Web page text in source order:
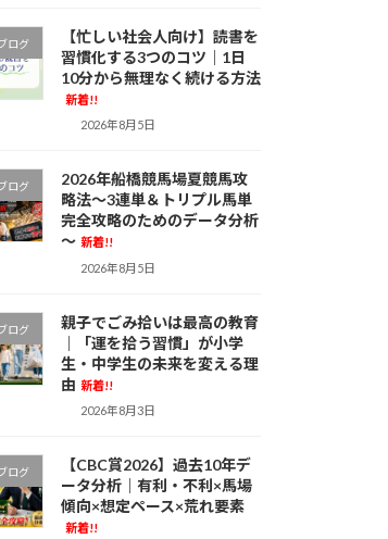
ログ
【忙しい社会人向け】読書を
習慣化する3つのコツ｜1日
10分から無理なく続ける方法
新着!!
2026年8月5日
ログ
2026年船橋競馬場夏競馬攻
略法～3連単＆トリプル馬単
完全攻略のためのデータ分析
～ 新着!!
2026年8月5日
ログ
親子でごみ拾いは最高の教育
｜「運を拾う習慣」が小学
生・中学生の未来を変える理
由 新着!!
2026年8月3日
ログ
【CBC賞2026】過去10年デ
ータ分析｜有利・不利×馬場
傾向×想定ペース×荒れ要素
新着!!